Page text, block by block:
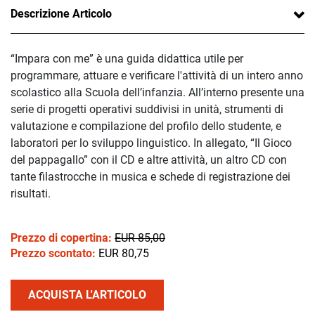
Descrizione Articolo
“Impara con me” è una guida didattica utile per
programmare, attuare e verificare l'attività di un intero anno
scolastico alla Scuola dell’infanzia. All’interno presente una
serie di progetti operativi suddivisi in unità, strumenti di
valutazione e compilazione del profilo dello studente, e
laboratori per lo sviluppo linguistico. In allegato, “Il Gioco
del pappagallo” con il CD e altre attività, un altro CD con
tante filastrocche in musica e schede di registrazione dei
risultati.
Prezzo di copertina: EUR 85,00
Prezzo scontato: EUR 80,75
ACQUISTA L'ARTICOLO